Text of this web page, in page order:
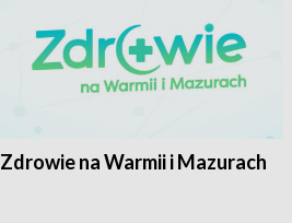
Zdrowie na Warmii i Mazurach